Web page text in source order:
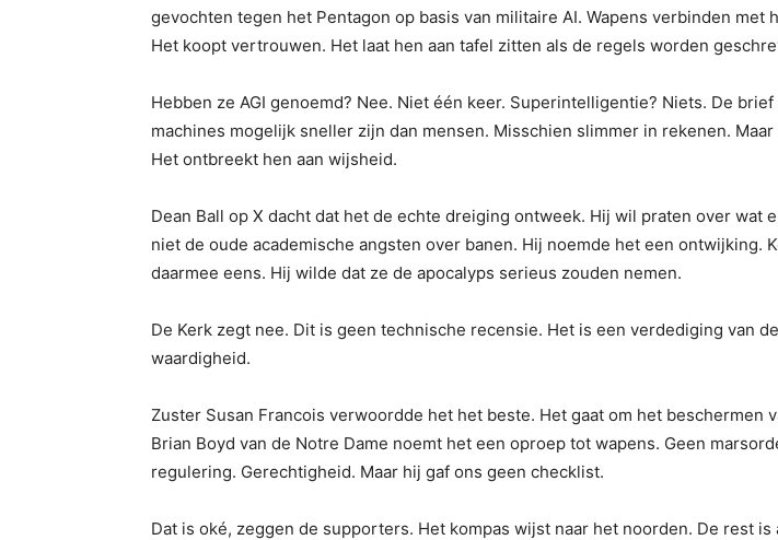
gevochten tegen het Pentagon op basis van militaire AI. Wapens verbinden met
Het koopt vertrouwen. Het laat hen aan tafel zitten als de regels worden
Hebben ze AGI genoemd? Nee. Niet één keer. Superintelligentie? Niets. De
machines mogelijk sneller zijn dan mensen. Misschien slimmer in rekenen.
Het ontbreekt hen aan wijsheid.
Dean Ball op X dacht dat het de echte dreiging ontweek. Hij wil praten over wat
niet de oude academische angsten over banen. Hij noemde het een ontwijking.
daarmee eens. Hij wilde dat ze de apocalyps serieus zouden nemen.
De Kerk zegt nee. Dit is geen technische recensie. Het is een verdediging van
waardigheid.
Zuster Susan Francois verwoordde het het beste. Het gaat om het beschermen
Brian Boyd van de Notre Dame noemt het een oproep tot wapens. Geen
regulering. Gerechtigheid. Maar hij gaf ons geen checklist.
Dat is oké, zeggen de supporters. Het kompas wijst naar het noorden. De rest is